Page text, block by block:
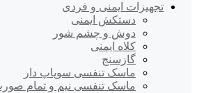
تجهیزات ایمنی و فردی
دستکش ایمنی
دوش و چشم شور
کلاه ایمنی
گازسنج
ماسک تنفسی سوپاپ دار
ماسک تنفسی نیم و تمام